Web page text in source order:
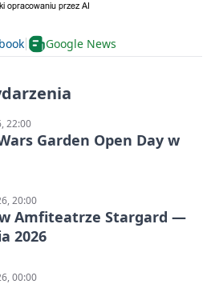
Google News
22:00
Garden Open Day w
20:00
Amfiteatrze Stargard —
2026
00:00